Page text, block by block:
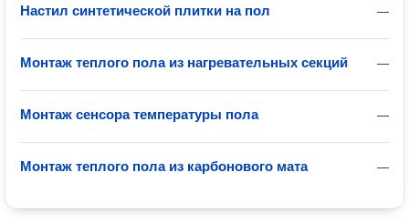
—
Настил синтетической плитки на пол
—
Монтаж теплого пола из нагревательных секций
—
Монтаж сенсора температуры пола
—
Монтаж теплого пола из карбонового мата